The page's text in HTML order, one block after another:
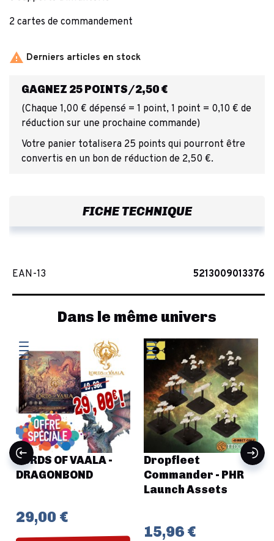
2 cartes de commandement
 Derniers articles en stock
GAGNEZ 25 POINTS/2,50 €
(Chaque 1,00 € dépensé = 1 point, 1 point = 0,10 € de
réduction sur une prochaine commande)
Votre panier totalisera 25 points qui pourront être
convertis en un bon de réduction de 2,50 €.
FICHE TECHNIQUE
EAN-13 5213009013376
Dans le même univers
LORDS OF VAALA -
DRAGONBOND
29,00 €
Dropfleet
Commander - PHR
Launch Assets
15,96 €